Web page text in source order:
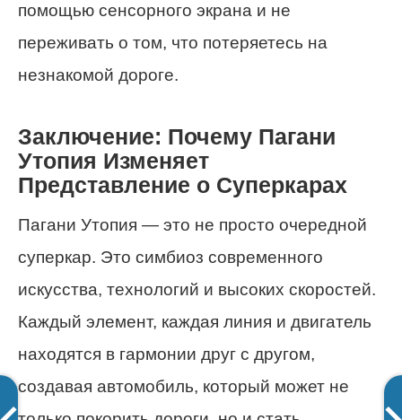
помощью сенсорного экрана и не
переживать о том, что потеряетесь на
незнакомой дороге.
Заключение: Почему Пагани
Утопия Изменяет
Представление о Суперкарах
Пагани Утопия — это не просто очередной
суперкар. Это симбиоз современного
искусства, технологий и высоких скоростей.
Каждый элемент, каждая линия и двигатель
находятся в гармонии друг с другом,
создавая автомобиль, который может не